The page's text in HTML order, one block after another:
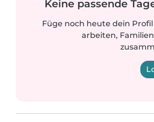
Keine passende
Füge noch heute dein
arbeiten,